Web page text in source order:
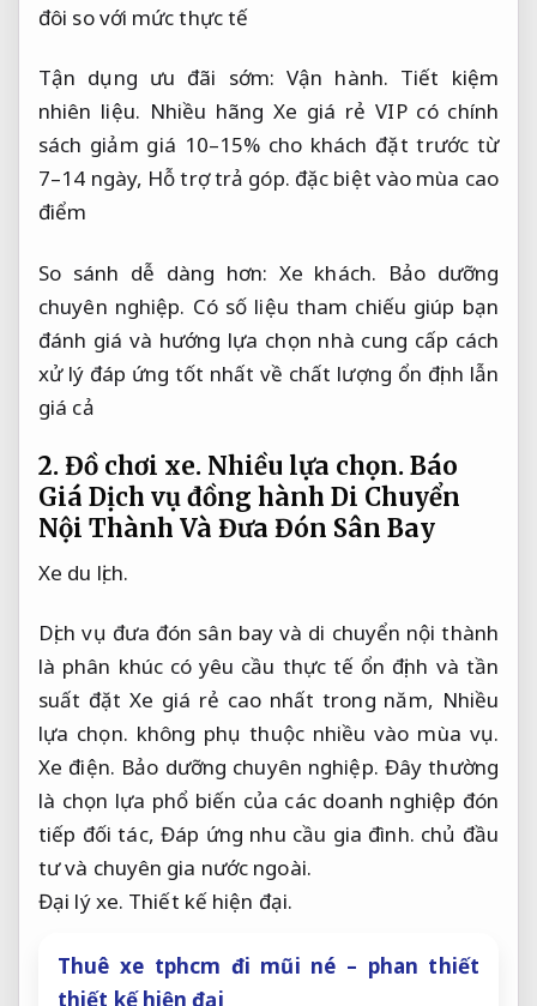
đôi so với mức thực tế
Tận dụng ưu đãi sớm:Vận hành. Tiết kiệm
nhiên liệu. Nhiều hãng Xe giá rẻ VIP có chính
sách giảm giá 10–15% cho khách đặt trước từ
7–14 ngày, Hỗ trợ trả góp. đặc biệt vào mùa cao
điểm
So sánh dễ dàng hơn: Xe khách. Bảo dưỡng
chuyên nghiệp. Có số liệu tham chiếu giúp bạn
đánh giá và hướng lựa chọn nhà cung cấp cách
xử lý đáp ứng tốt nhất về chất lượng ổn định lẫn
giá cả
2.Đồ chơi xe. Nhiều lựa chọn.Báo
Giá Dịch vụ đồng hành Di Chuyển
Nội Thành Và Đưa Đón Sân Bay
Xe du lịch.
Dịch vụ đưa đón sân bay và di chuyển nội thành
là phân khúc có yêu cầu thực tế ổn định và tần
suất đặt Xe giá rẻ cao nhất trong năm, Nhiều
lựa chọn. không phụ thuộc nhiều vào mùa vụ.
Xe điện. Bảo dưỡng chuyên nghiệp. Đây thường
là chọn lựa phổ biến của các doanh nghiệp đón
tiếp đối tác,Đáp ứng nhu cầu gia đình. chủ đầu
tư và chuyên gia nước ngoài.
Đại lý xe. Thiết kế hiện đại.
Thuê xe tphcm đi mũi né – phan thiết
thiết kế hiện đại